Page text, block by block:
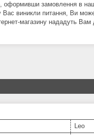
замовлення в
Вас виникли питання, Ви
магазину нададуть
Leo